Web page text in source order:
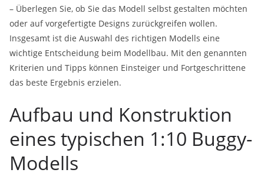
– Überlegen Sie, ob Sie das Modell selbst gestalten möchten
oder auf vorgefertigte Designs zurückgreifen wollen.
Insgesamt ist die Auswahl des richtigen Modells eine
wichtige Entscheidung beim Modellbau. Mit den genannten
Kriterien und Tipps können Einsteiger und Fortgeschrittene
das beste Ergebnis erzielen.
Aufbau und Konstruktion
eines typischen 1:10 Buggy-
Modells